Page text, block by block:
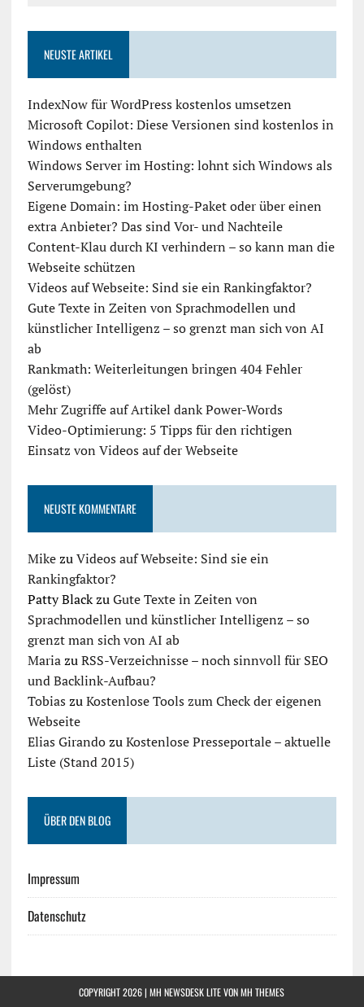
NEUSTE ARTIKEL
IndexNow für WordPress kostenlos umsetzen
Microsoft Copilot: Diese Versionen sind kostenlos in
Windows enthalten
Windows Server im Hosting: lohnt sich Windows als
Serverumgebung?
Eigene Domain: im Hosting-Paket oder über einen
extra Anbieter? Das sind Vor- und Nachteile
Content-Klau durch KI verhindern – so kann man die
Webseite schützen
Videos auf Webseite: Sind sie ein Rankingfaktor?
Gute Texte in Zeiten von Sprachmodellen und
künstlicher Intelligenz – so grenzt man sich von AI
ab
Rankmath: Weiterleitungen bringen 404 Fehler
(gelöst)
Mehr Zugriffe auf Artikel dank Power-Words
Video-Optimierung: 5 Tipps für den richtigen
Einsatz von Videos auf der Webseite
NEUSTE KOMMENTARE
MikezuVideos auf Webseite: Sind sie ein
Rankingfaktor?
Patty BlackzuGute Texte in Zeiten von
Sprachmodellen und künstlicher Intelligenz – so
grenzt man sich von AI ab
MariazuRSS-Verzeichnisse – noch sinnvoll für SEO
und Backlink-Aufbau?
Tobias zuKostenlose Tools zum Check der eigenen
Webseite
Elias GirandozuKostenlose Presseportale – aktuelle
Liste (Stand 2015)
ÜBER DEN BLOG
Impressum
Datenschutz
COPYRIGHT 2026 | MH NEWSDESK LITE VONMH THEMES